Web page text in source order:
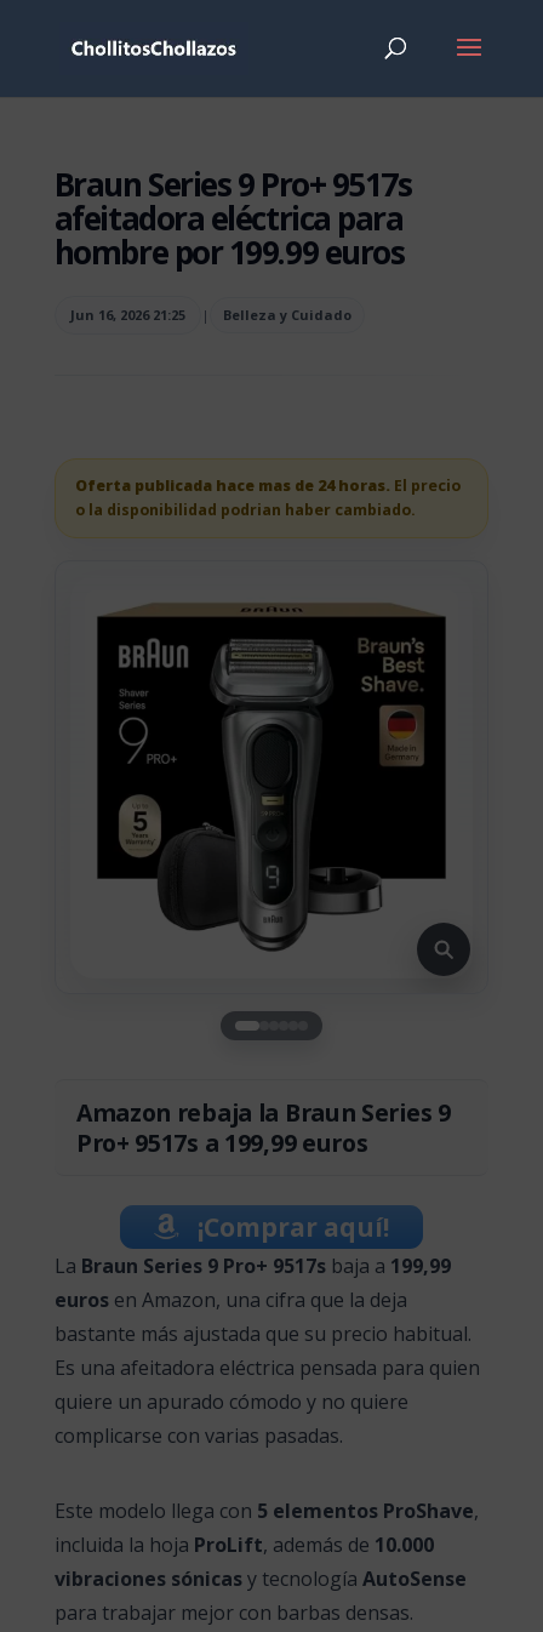
Braun Series 9 Pro+ 9517s
afeitadora eléctrica para
hombre por 199.99 euros
Jun 16, 2026 21:25 | Belleza y Cuidado
Oferta publicada hace mas de 24 horas. El precio
o la disponibilidad podrian haber cambiado.
Amazon rebaja la Braun Series 9
Pro+ 9517s a 199,99 euros
¡Comprar aquí!
La Braun Series 9 Pro+ 9517sbaja a 199,99
eurosen Amazon, una cifra que la deja
bastante más ajustada que su precio habitual.
Es una afeitadora eléctrica pensada para quien
quiere un apurado cómodo y no quiere
complicarse con varias pasadas.
Este modelo llega con 5 elementos ProShave,
incluida la hoja ProLift, además de 10.000
vibraciones sónicasy tecnología AutoSense
para trabajar mejor con barbas densas.